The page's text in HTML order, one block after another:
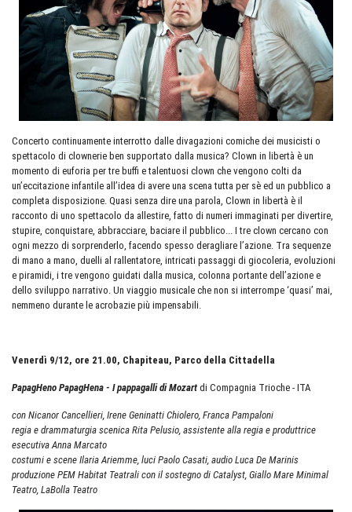
Concerto continuamente interrotto dalle divagazioni comiche dei musicisti o
spettacolo di clownerie ben supportato dalla musica? Clown in libertà è un
momento di euforia per tre buffi e talentuosi clown che vengono colti da
un’eccitazione infantile all’idea di avere una scena tutta per sè ed un pubblico a
completa disposizione. Quasi senza dire una parola, Clown in libertà è il
racconto di uno spettacolo da allestire, fatto di numeri immaginati per divertire,
stupire, conquistare, abbracciare, baciare il pubblico... I tre clown cercano con
ogni mezzo di sorprenderlo, facendo spesso deragliare l’azione. Tra sequenze
di mano a mano, duelli al rallentatore, intricati passaggi di giocoleria, evoluzioni
e piramidi, i tre vengono guidati dalla musica, colonna portante dell’azione e
dello sviluppo narrativo. Un viaggio musicale che non si interrompe ‘quasi’ mai,
nemmeno durante le acrobazie più impensabili.
Venerdì 9/12, ore 21.00, Chapiteau, Parco della Cittadella
PapagHeno PapagHena - I pappagalli di Mozart di Compagnia Trioche - ITA
con Nicanor Cancellieri, Irene Geninatti Chiolero, Franca Pampaloni
regia e drammaturgia scenica Rita Pelusio, assistente alla regia e produttrice
esecutiva Anna Marcato
costumi e scene Ilaria Ariemme, luci Paolo Casati, audio Luca De Marinis
produzione PEM Habitat Teatrali con il sostegno di Catalyst, Giallo Mare Minimal
Teatro, LaBolla Teatro